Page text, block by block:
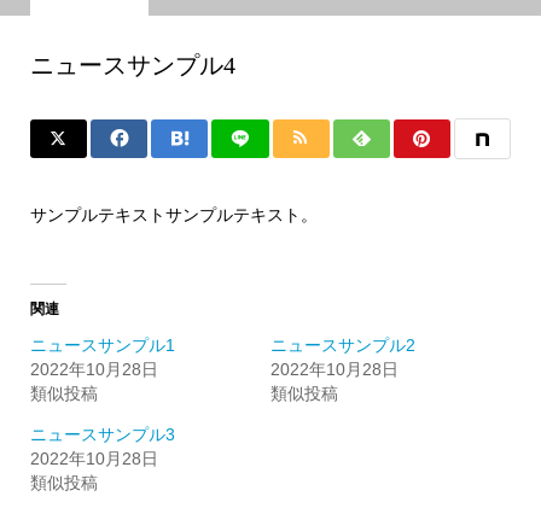
ニュースサンプル4
サンプルテキストサンプルテキスト。
関連
ニュースサンプル1
2022年10月28日
類似投稿
ニュースサンプル2
2022年10月28日
類似投稿
ニュースサンプル3
2022年10月28日
類似投稿